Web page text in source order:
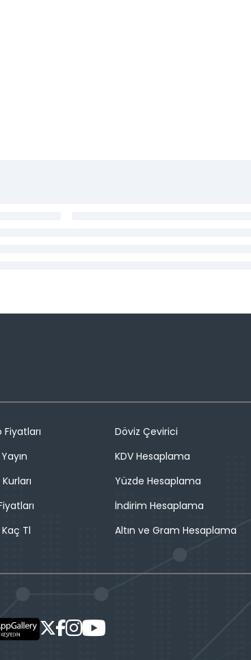
Fiyatları
Tl
Döviz Çevirici
KDV Hesaplama
Yüzde Hesaplama
İndirim Hesaplama
Altın ve Gram Hesaplama